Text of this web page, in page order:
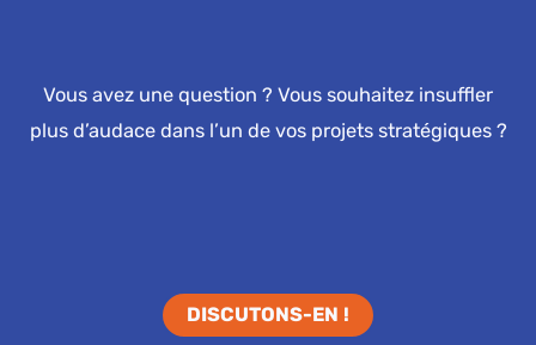
Vous avez une question ? Vous souhaitez insuffler
plus d’audace dans l’un de vos projets stratégiques ?
DISCUTONS-EN !